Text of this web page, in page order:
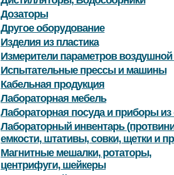
Дозаторы
Другое оборудование
Изделия из пластика
Измерители параметров
Испытательные прессы и машины
Кабельная продукция
Лабораторная мебель
Лабораторная посуда и приборы из
Лабораторный инвентарь
емкости, штативы, совки, щетки и
Магнитные мешалки, ротаторы,
центрифуги, шейкеры